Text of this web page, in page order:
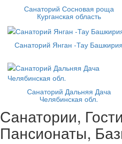
Санаторий Сосновая роща
Курганская область
Санаторий Янган -Тау Башкирия
Санаторий Дальняя Дача
Челябинская обл.
Санатории,
Пансионаты,